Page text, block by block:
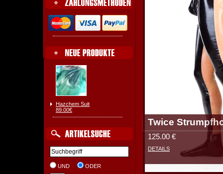
Hazchem Suit
89.00€
UND ODER
Twice
125.00 €
DETAILS